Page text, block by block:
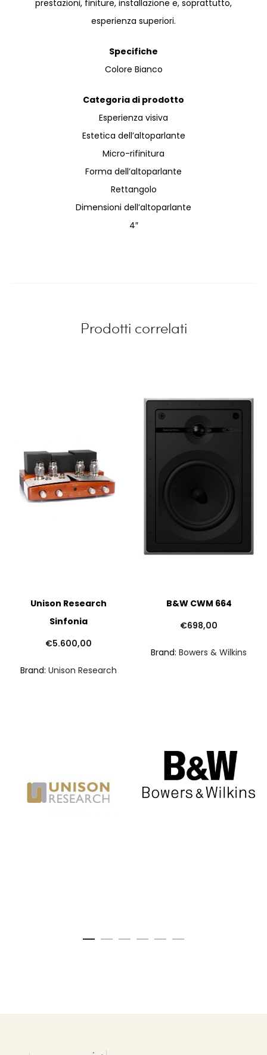
prestazioni, finiture, installazione e, soprattutto,
esperienza superiori.
Specifiche
Colore Bianco
Categoria di prodotto
Esperienza visiva
Estetica dell’altoparlante
Micro-rifinitura
Forma dell’altoparlante
Rettangolo
Dimensioni dell’altoparlante
4″
Prodotti correlati
Unison Research
Sinfonia
€5.600,00
Brand: Unison Research
B&W CWM 664
€698,00
Brand: Bowers & Wilkins